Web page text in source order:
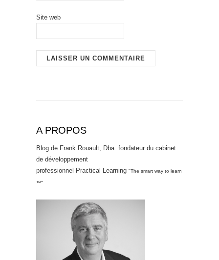
Site web
A PROPOS
Blog de Frank Rouault, Dba. fondateur du cabinet
de développement
professionnel Practical Learning "The smart way to learn
™"